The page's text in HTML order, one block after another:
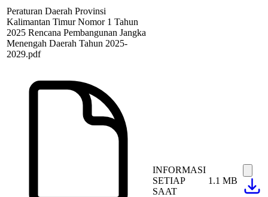
Peraturan Daerah Provinsi
Kalimantan Timur Nomor 1 Tahun
2025 Rencana Pembangunan Jangka
Menengah Daerah Tahun 2025-
2029.pdf
INFORMASI
SETIAP
SAAT
1.1 MB